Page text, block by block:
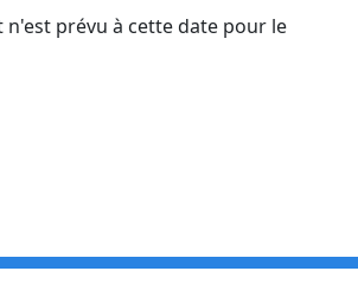
n'est prévu à cette date pour le